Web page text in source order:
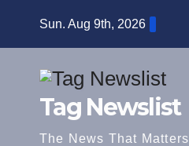
Sun. Aug 9th, 2026
Tag Newslist
The News That Matters